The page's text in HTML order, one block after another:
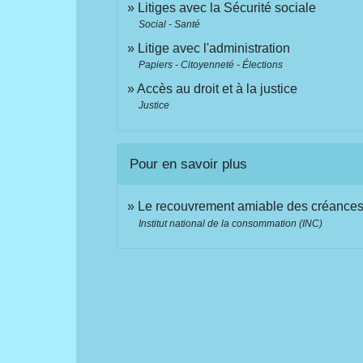
Litiges avec la Sécurité sociale
Social - Santé
Litige avec l'administration
Papiers - Citoyenneté - Élections
Accès au droit et à la justice
Justice
Pour en savoir plus
Le recouvrement amiable des créances
Institut national de la consommation (INC)